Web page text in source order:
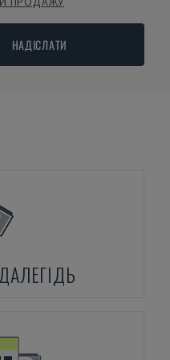
НАДІСЛАТИ